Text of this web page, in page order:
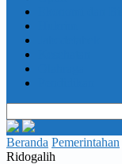
Beranda Pemerintahan
Ridogalih